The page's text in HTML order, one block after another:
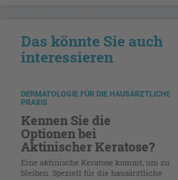
Das könnte Sie auch
interessieren
DERMATOLOGIE FÜR DIE HAUSÄRZTLICHE
PRAXIS
Kennen Sie die
Optionen bei
Aktinischer Keratose?
Eine aktinische Keratose kommt, um zu
bleiben. Speziell für die hausärztliche